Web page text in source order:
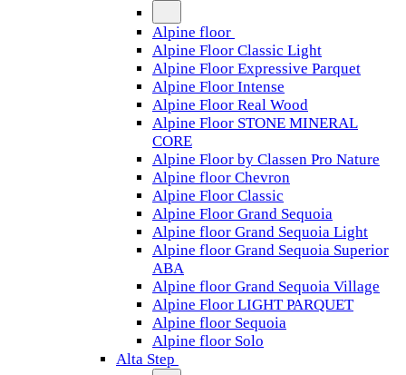
Alpine floor
Alpine Floor Classic Light
Alpine Floor Expressive Parquet
Alpine Floor Intense
Alpine Floor Real Wood
Alpine Floor STONE MINERAL
CORE
Alpine Floor by Classen Pro Nature
Alpine floor Chevron
Alpine Floor Classic
Alpine Floor Grand Sequoia
Alpine floor Grand Sequoia Light
Alpine floor Grand Sequoia Superior
ABA
Alpine floor Grand Sequoia Village
Alpine Floor LIGHT PARQUET
Alpine floor Sequoia
Alpine floor Solo
Alta Step